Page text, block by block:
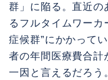
群」に陥る。直近の
るフルタイムワーカ
症候群”にかかって
者の年間医療費合
一因と言えるだろう